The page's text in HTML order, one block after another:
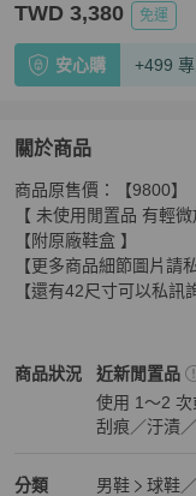
TWD 3,380 免運
安心購 +499
關於商品
關於Karl Lagerfeld
商品原售價：【9800】
【 未使用閒置品 有輕微
【附原廠鞋盒 】
【更多商品細節圖片請
【還有42尺寸可以私訊
商品狀況
Karl Lagerfeld男鞋商品
近新閒置品
使用 1～2
刮痕／汙漬
分類
Karl Lagerfeld男鞋分類
男鞋
球鞋